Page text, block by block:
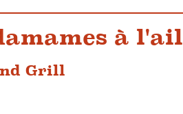
à l'ail
Grill